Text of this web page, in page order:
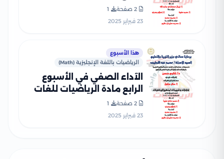
Math للصف الرابع الإبتدائي
الترم الثاني 2025 بصيغة PDF
2 صفحة
1
23 فبراير 2025
هذا الأسبوع
الرياضيات باللغة الإنجليزية (Math)
الآداء الصفي في الأسبوع
الرابع مادة الرياضيات للغات
Math للصف الرابع الإبتدائي
الترم الثاني 2025 بصيغة PDF
2 صفحة
1
23 فبراير 2025